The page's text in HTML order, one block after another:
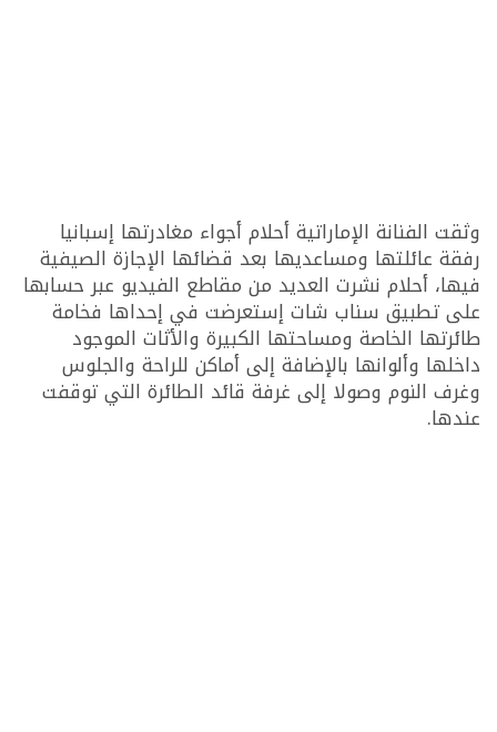
وثقت الفنانة الإماراتية أحلام أجواء مغادرتها إسبانيا
رفقة عائلتها ومساعديها بعد قضائها الإجازة الصيفية
فيها، أحلام نشرت العديد من مقاطع الفيديو عبر حسابها
على تطبيق سناب شات إستعرضت في إحداها فخامة
طائرتها الخاصة ومساحتها الكبيرة والأثات الموجود
داخلها وألوانها بالإضافة إلى أماكن للراحة والجلوس
وغرف النوم وصولا إلى غرفة قائد الطائرة التي توقفت
عندها.